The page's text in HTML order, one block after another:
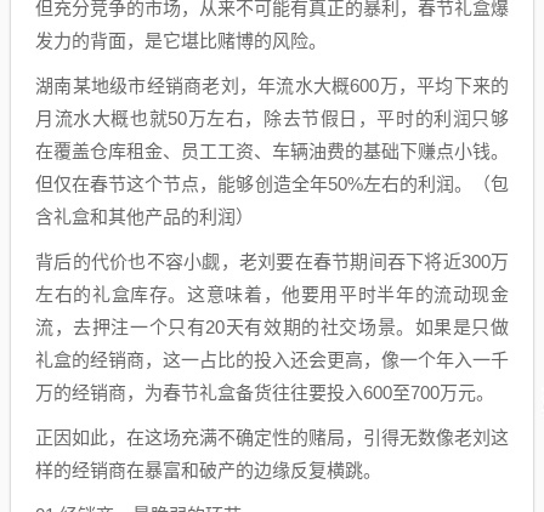
但充分竞争的市场，从来不可能有真正的暴利，春节礼盒爆
发力的背面，是它堪比赌博的风险。
湖南某地级市经销商老刘，年流水大概600万，平均下来的
月流水大概也就50万左右，除去节假日，平时的利润只够
在覆盖仓库租金、员工工资、车辆油费的基础下赚点小钱。
但仅在春节这个节点，能够创造全年50%左右的利润。（包
含礼盒和其他产品的利润）
背后的代价也不容小觑，老刘要在春节期间吞下将近300万
左右的礼盒库存。这意味着，他要用平时半年的流动现金
流，去押注一个只有20天有效期的社交场景。如果是只做
礼盒的经销商，这一占比的投入还会更高，像一个年入一千
万的经销商，为春节礼盒备货往往要投入600至700万元。
正因如此，在这场充满不确定性的赌局，引得无数像老刘这
样的经销商在暴富和破产的边缘反复横跳。